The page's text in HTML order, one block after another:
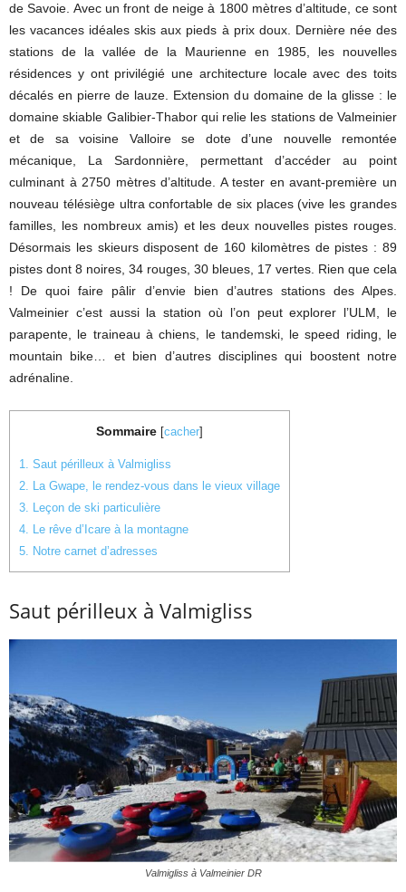
de Savoie. Avec un front de neige à 1800 mètres d’altitude, ce sont
les vacances idéales skis aux pieds à prix doux. Dernière née des
stations de la vallée de la Maurienne en 1985, les nouvelles
résidences y ont privilégié une architecture locale avec des toits
décalés en pierre de lauze. Extension du domaine de la glisse : le
domaine skiable Galibier-Thabor qui relie les stations de Valmeinier
et de sa voisine Valloire se dote d’une nouvelle remontée
mécanique, La Sardonnière, permettant d’accéder au point
culminant à 2750 mètres d’altitude. A tester en avant-première un
nouveau télésiège ultra confortable de six places (vive les grandes
familles, les nombreux amis) et les deux nouvelles pistes rouges.
Désormais les skieurs disposent de 160 kilomètres de pistes : 89
pistes dont 8 noires, 34 rouges, 30 bleues, 17 vertes. Rien que cela
! De quoi faire pâlir d’envie bien d’autres stations des Alpes.
Valmeinier c’est aussi la station où l’on peut explorer l’ULM, le
parapente, le traineau à chiens, le tandemski, le speed riding, le
mountain bike… et bien d’autres disciplines qui boostent notre
adrénaline.
Sommaire cacher
1. Saut périlleux à Valmigliss
2. La Gwape, le rendez-vous dans le vieux village
3. Leçon de ski particulière
4. Le rêve d’Icare à la montagne
5. Notre carnet d’adresses
Saut périlleux à Valmigliss
Valmigliss à Valmeinier DR